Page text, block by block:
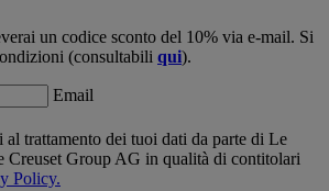
un codice sconto del 10% via e-mail. Si
(consultabili qui).
Email
al trattamento dei tuoi dati da parte di Le
Creuset Group AG in qualità di contitolari
Policy.